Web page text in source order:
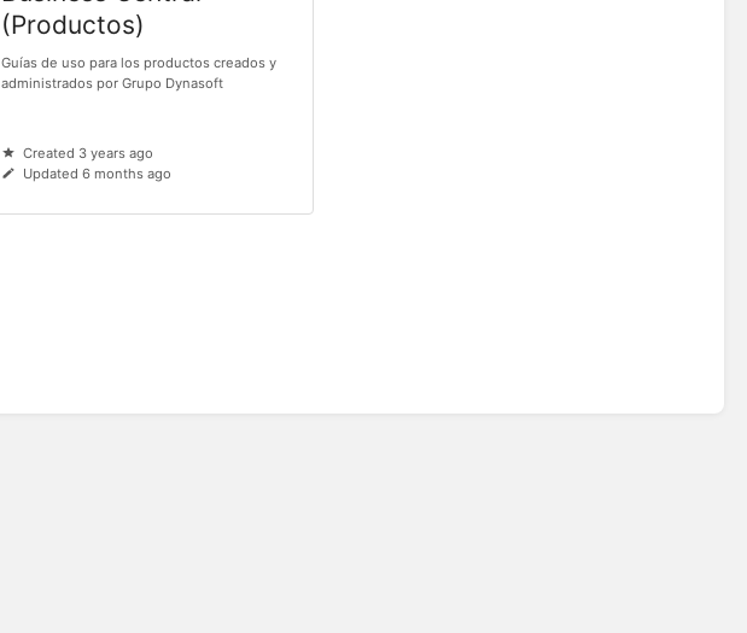
(Productos)
Guías de uso para los productos creados y
administrados por Grupo Dynasoft
Created 3 years ago
Updated 6 months ago